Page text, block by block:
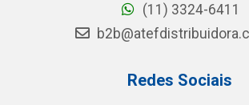
(11) 3324-6411
Redes Sociais